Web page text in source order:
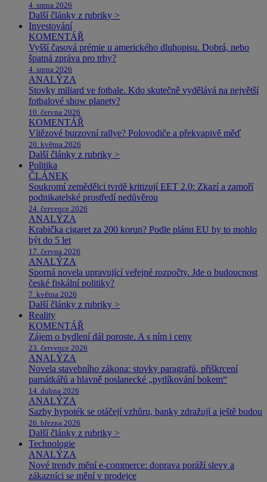
4. srpna 2026
Další články z rubriky >
Investování
KOMENTÁŘ
Vyšší časová prémie u amerického dluhopisu. Dobrá, nebo
špatná zpráva pro trhy?
4. srpna 2026
ANALÝZA
Stovky miliard ve fotbale. Kdo skutečně vydělává na největší
fotbalové show planety?
10. června 2026
KOMENTÁŘ
Vítězové burzovní rallye? Polovodiče a překvapivě měď
20. května 2026
Další články z rubriky >
Politika
ČLÁNEK
Soukromí zemědělci tvrdě kritizují EET 2.0: Zkazí a zamoří
podnikatelské prostředí nedůvěrou
24. července 2026
ANALÝZA
Krabička cigaret za 200 korun? Podle plánu EU by to mohlo
být do 5 let
17. června 2026
ANALÝZA
Sporná novela upravující veřejné rozpočty. Jde o budoucnost
české fiskální politiky?
7. května 2026
Další články z rubriky >
Reality
KOMENTÁŘ
Zájem o bydlení dál poroste. A s ním i ceny
23. července 2026
ANALÝZA
Novela stavebního zákona: stovky paragrafů, přiškrcení
památkářů a hlavně poslanecké „pytlíkování bokem“
14. dubna 2026
ANALÝZA
Sazby hypoték se otáčejí vzhůru, banky zdražují a ještě budou
26. března 2026
Další články z rubriky >
Technologie
ANALÝZA
Nové trendy mění e-commerce: doprava poráží slevy a
zákazníci se mění v prodejce